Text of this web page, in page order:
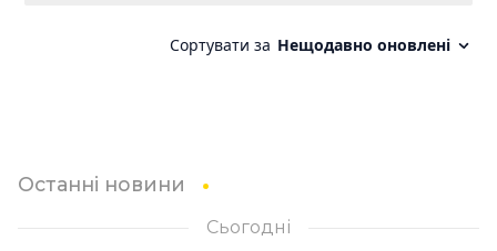
Останні новини
Сьогодні